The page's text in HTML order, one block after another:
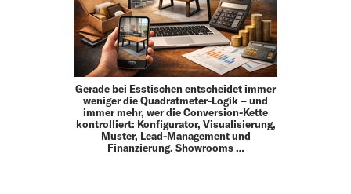
Gerade bei Esstischen entscheidet immer
weniger die Quadratmeter-Logik – und
immer mehr, wer die Conversion-Kette
kontrolliert: Konfigurator, Visualisierung,
Muster, Lead-Management und
Finanzierung. Showrooms …